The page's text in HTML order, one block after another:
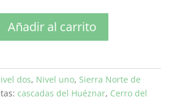
Añadir al carrito
dos, Nivel uno, Sierra Norte de
cascadas del Huéznar, Cerro del